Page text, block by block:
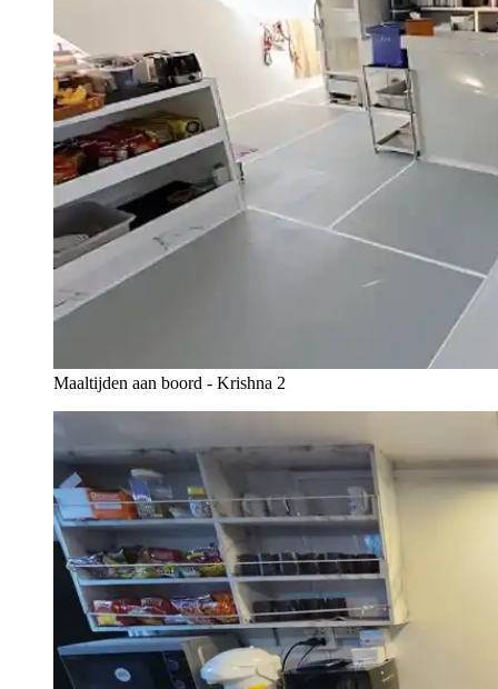
Maaltijden aan boord - Krishna 2